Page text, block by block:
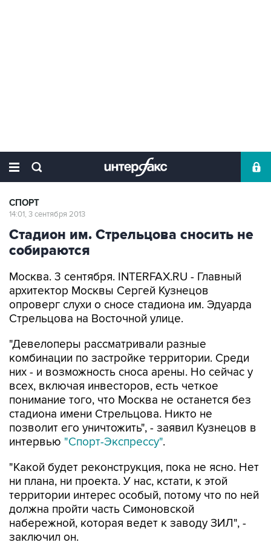
СПОРТ
14:01, 3 сентября 2013
Стадион им. Стрельцова сносить не
собираются
Москва. 3 сентября. INTERFAX.RU - Главный
архитектор Москвы Сергей Кузнецов
опроверг слухи о сносе стадиона им. Эдуарда
Стрельцова на Восточной улице.
"Девелоперы рассматривали разные
комбинации по застройке территории. Среди
них - и возможность сноса арены. Но сейчас у
всех, включая инвесторов, есть четкое
понимание того, что Москва не останется без
стадиона имени Стрельцова. Никто не
позволит его уничтожить", - заявил Кузнецов в
интервью "Спорт-Экспрессу".
"Какой будет реконструкция, пока не ясно. Нет
ни плана, ни проекта. У нас, кстати, к этой
территории интерес особый, потому что по ней
должна пройти часть Симоновской
набережной, которая ведет к заводу ЗИЛ", -
заключил он.